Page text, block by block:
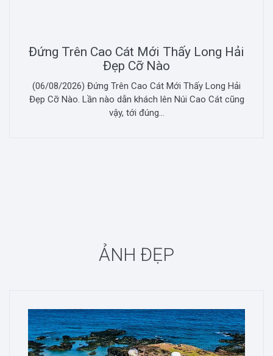
Đứng Trên Cao Cát Mới Thấy Long Hải
Đẹp Cỡ Nào
(06/08/2026) Đứng Trên Cao Cát Mới Thấy Long Hải
Đẹp Cỡ Nào. Lần nào dẫn khách lên Núi Cao Cát cũng
vậy, tới đúng...
ẢNH ĐẸP